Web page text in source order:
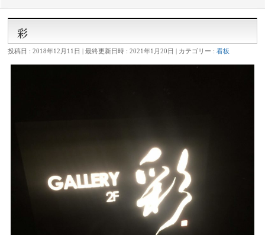
彩
投稿日 : 2018年12月11日 最終更新日時 : 2021年1月20日 カテゴリー :看板